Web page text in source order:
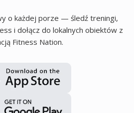
o każdej porze — śledź treningi,
i dołącz do lokalnych obiektów z
Fitness Nation.